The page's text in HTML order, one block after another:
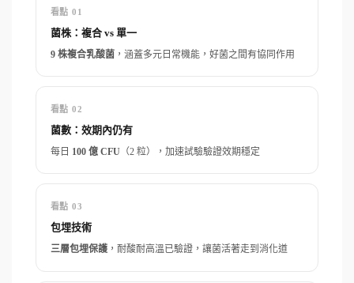
看點 01
菌株：複合 vs 單一
9 株複合乳酸菌，涵蓋多元日常機能，好菌之間有協同作用
看點 02
菌數：效期內仍有
每日 100 億 CFU（2 粒），加速試驗驗證效期穩定
看點 03
包埋技術
三層包埋保護，耐酸耐高溫已驗證，讓菌活著走到消化道